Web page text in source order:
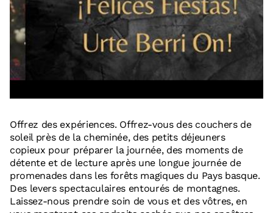
Offrez des expériences. Offrez-vous des couchers de
soleil près de la cheminée, des petits déjeuners
copieux pour préparer la journée, des moments de
détente et de lecture après une longue journée de
promenades dans les forêts magiques du Pays basque.
Des levers spectaculaires entourés de montagnes.
Laissez-nous prendre soin de vous et des vôtres, en